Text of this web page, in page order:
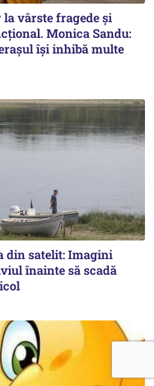
vârste fragede și
Monica Sandu:
își inhibă multe
din satelit: Imagini
înainte să scadă